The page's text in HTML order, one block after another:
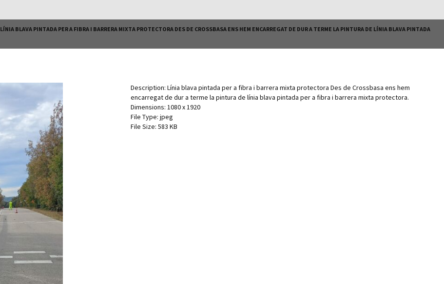
LÍNIA BLAVA PINTADA PER A FIBRA I BARRERA MIXTA PROTECTORA DES DE CROSSBASA ENS HEM ENCARREGAT DE DUR A TERME LA PINTURA DE LÍNIA BLAVA PINTADA
Description: Línia blava pintada per a fibra i barrera mixta protectora Des de Crossbasa ens hem
encarregat de dur a terme la pintura de línia blava pintada per a fibra i barrera mixta protectora.
Dimensions: 1080 x 1920
File Type: jpeg
File Size: 583 KB